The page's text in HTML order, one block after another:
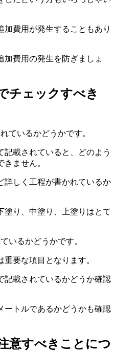
加費用が発生することもあり
加費用の発生を防ぎましょ
チェックすべき
ているかどうかです。
載されていると、どのよう
ません。
詳しく工程が書かれているか
塗り、中塗り、上塗りはとて
いるかどうかです。
要な項目となります。
記載されているかどうか確認
ートルであるかどうかも確認
意すべきことにつ